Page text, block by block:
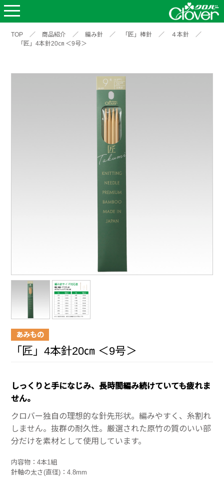
TOP ／ 商品紹介 ／ 編み針 ／ 「匠」棒針 ／ ４本針
／
「匠」4本針20㎝ ＜9号＞
あみもの
「匠」4本針20㎝ ＜9号＞
しっくりと手になじみ、長時間編み続けていても疲れま
せん。
クロバー独自の理想的な針先形状。編みやすく、糸割れ
しません。抜群の耐久性。厳選された原竹の質のいい部
分だけを素材として使用しています。
内容物：4本1組
針軸の太さ(直径)：4.8mm